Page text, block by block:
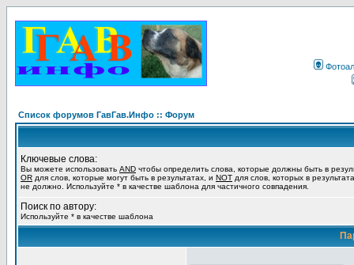
Список форумов ГавГав.Инфо :: Форум
Ключевые слова:
Вы можете использовать AND чтобы определить слова, которые должны быть в
OR для слов, которые могут быть в результатах, и NOT для слов, которых в
не должно. Используйте * в качестве шаблона для частичного совпадения.
Поиск по автору:
Используйте * в качестве шаблона